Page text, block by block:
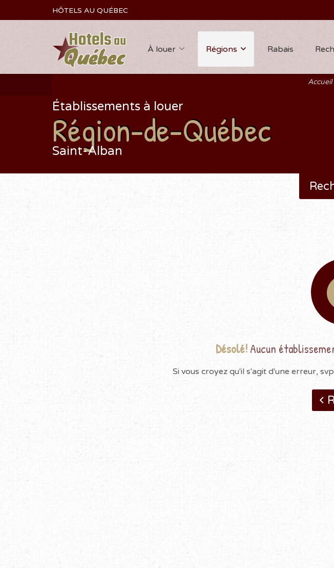
HÔTELS AU QUÉBEC
À louer Régions Rabais
Accueil
Établissements à louer
Région-de-Québec
Saint-Alban
Désolé!Aucun
Si vous croyez qu'il s'agit d'une erreur, svp